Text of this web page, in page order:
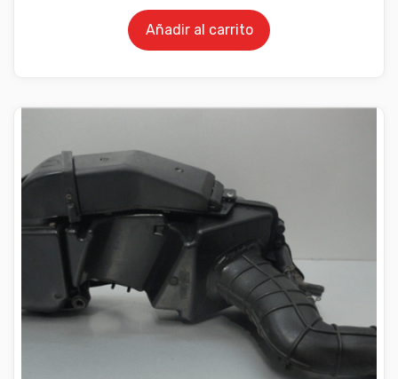
Añadir al carrito